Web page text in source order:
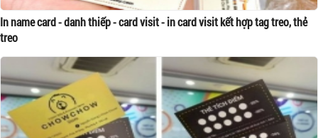
In name card - danh thiếp - card visit - in card visit kết hợp tag treo, thẻ
treo